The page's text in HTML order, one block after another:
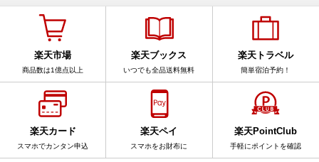
楽天市場
商品数は1億点以上
楽天ブックス
いつでも全品送料無料
楽天トラベル
簡単宿泊予約！
楽天カード
スマホでカンタン申込
楽天ペイ
スマホをお財布に
楽天PointClub
手軽にポイントを確認